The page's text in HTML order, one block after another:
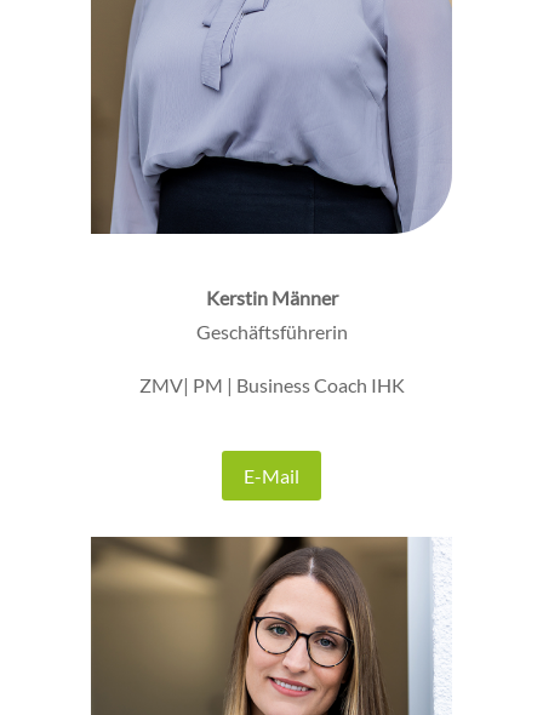
Kerstin Männer
Geschäftsführerin
ZMV| PM | Business Coach IHK
E-Mail